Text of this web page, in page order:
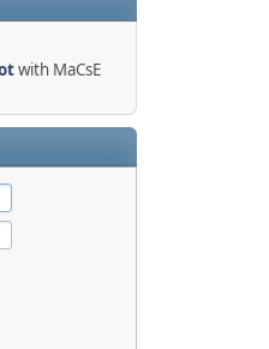
with MaCsE